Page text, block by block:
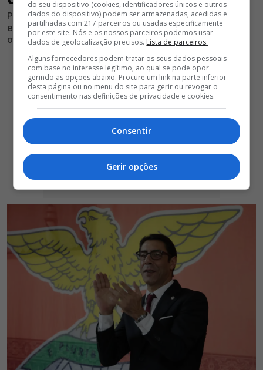
Projeto de reformulação da equipa encarnada segue
em constante atuação e novo jogador pode ser
oficializado nos próximos dias
do seu dispositivo (cookies, identificadores únicos e outros
dados do dispositivo) podem ser armazenadas, acedidas e
partilhadas com 217 parceiros ou usadas especificamente
por este site. Nós e os nossos parceiros podemos usar
dados de geolocalização precisos. Lista de parceiros.
Alguns fornecedores podem tratar os seus dados pessoais
com base no interesse legítimo, ao qual se pode opor
gerindo as opções abaixo. Procure um link na parte inferior
desta página ou no menu do site para gerir ou revogar o
consentimento nas definições de privacidade e cookies.
Consentir
Gerir opções